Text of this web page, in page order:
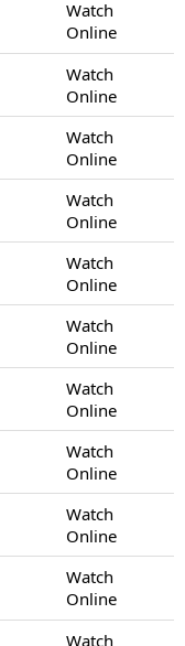
Watch
Online
Watch
Online
Watch
Online
Watch
Online
Watch
Online
Watch
Online
Watch
Online
Watch
Online
Watch
Online
Watch
Online
Watch